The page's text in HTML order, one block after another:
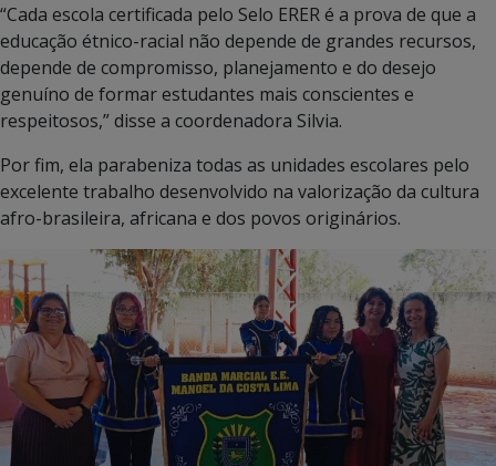
“Cada escola certificada pelo Selo ERER é a prova de que a
educação étnico-racial não depende de grandes recursos,
depende de compromisso, planejamento e do desejo
genuíno de formar estudantes mais conscientes e
respeitosos,” disse a coordenadora Silvia.
Por fim, ela parabeniza todas as unidades escolares pelo
excelente trabalho desenvolvido na valorização da cultura
afro-brasileira, africana e dos povos originários.